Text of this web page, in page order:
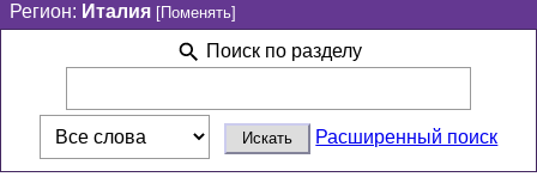
Регион: Италия [Поменять]
Поиск по разделу
Расширенный поиск